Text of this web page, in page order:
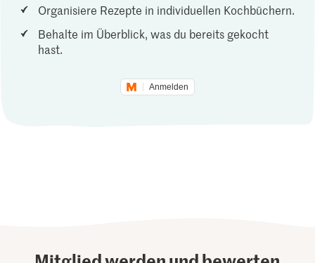
Organisiere Rezepte in individuellen Kochbüchern.
Behalte im Überblick, was du bereits gekocht
hast.
Anmelden